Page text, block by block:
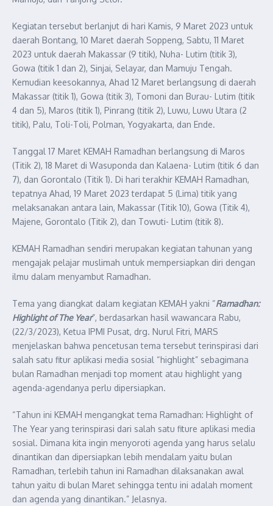
Kegiatan tersebut berlanjut di hari Kamis, 9 Maret 2023 untuk
daerah Bontang, 10 Maret daerah Soppeng, Sabtu, 11 Maret
2023 untuk daerah Makassar (9 titik), Nuha- Lutim (titik 3),
Gowa (titik 1 dan 2), Sinjai, Selayar, dan Mamuju Tengah.
Kemudian keesokannya, Ahad 12 Maret berlangsung di daerah
Makassar (titik 1), Gowa (titik 3), Tomoni dan Burau- Lutim (titik
4 dan 5), Maros (titik 1), Pinrang (titik 2), Luwu, Luwu Utara (2
titik), Palu, Toli-Toli, Polman, Yogyakarta, dan Ende.
Tanggal 17 Maret KEMAH Ramadhan berlangsung di Maros
(Titik 2), 18 Maret di Wasuponda dan Kalaena- Lutim (titik 6 dan
7), dan Gorontalo (Titik 1). Di hari terakhir KEMAH Ramadhan,
tepatnya Ahad, 19 Maret 2023 terdapat 5 (Lima) titik yang
melaksanakan antara lain, Makassar (Titik 10), Gowa (Titik 4),
Majene, Gorontalo (Titik 2), dan Towuti- Lutim (titik 8).
KEMAH Ramadhan sendiri merupakan kegiatan tahunan yang
mengajak pelajar muslimah untuk mempersiapkan diri dengan
ilmu dalam menyambut Ramadhan.
Tema yang diangkat dalam kegiatan KEMAH yakni “Ramadhan:
Highlight of The Year”, berdasarkan hasil wawancara Rabu,
(22/3/2023), Ketua IPMI Pusat, drg. Nurul Fitri, MARS
menjelaskan bahwa pencetusan tema tersebut terinspirasi dari
salah satu fitur aplikasi media sosial “highlight” sebagimana
bulan Ramadhan menjadi top moment atau highlight yang
agenda-agendanya perlu dipersiapkan.
“Tahun ini KEMAH mengangkat tema Ramadhan: Highlight of
The Year yang terinspirasi dari salah satu fiture aplikasi media
sosial. Dimana kita ingin menyoroti agenda yang harus selalu
dinantikan dan dipersiapkan lebih mendalam yaitu bulan
Ramadhan, terlebih tahun ini Ramadhan dilaksanakan awal
tahun yaitu di bulan Maret sehingga tentu ini adalah moment
dan agenda yang dinantikan.” Jelasnya.